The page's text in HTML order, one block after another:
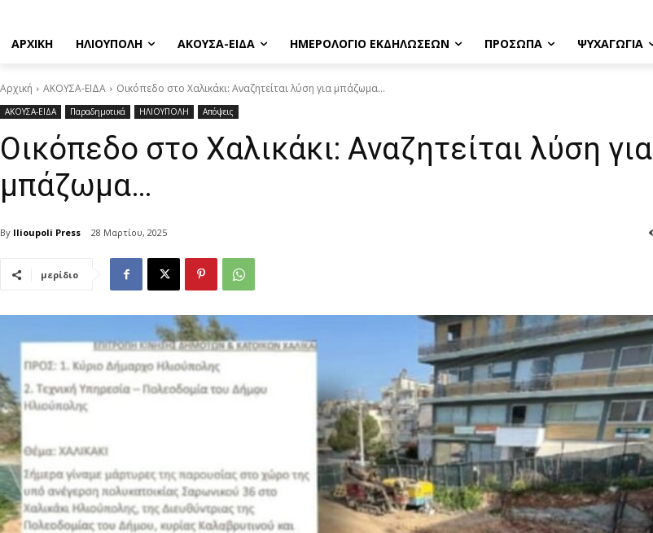
ΑΡΧΙΚΗ ΗΛΙΟΥΠΟΛΗ ΑΚΟΥΣΑ-ΕΙΔΑ ΗΜΕΡΟΛΟΓΙΟ ΕΚΔΗΛΩΣΕΩΝ ΠΡΟΣΩΠΑ ΨΥΧΑΓΩΓΙΑ
Αρχική ΑΚΟΥΣΑ-ΕΙΔΑ Οικόπεδο στο Χαλικάκι: Αναζητείται λύση για μπάζωμα...
ΑΚΟΥΣΑ-ΕΙΔΑ Παραδημοτικά ΗΛΙΟΥΠΟΛΗ Απόψεις
Οικόπεδο στο Χαλικάκι: Αναζητείται λύση για
μπάζωμα…
By Ilioupoli Press 28 Μαρτίου, 2025
μερίδιο